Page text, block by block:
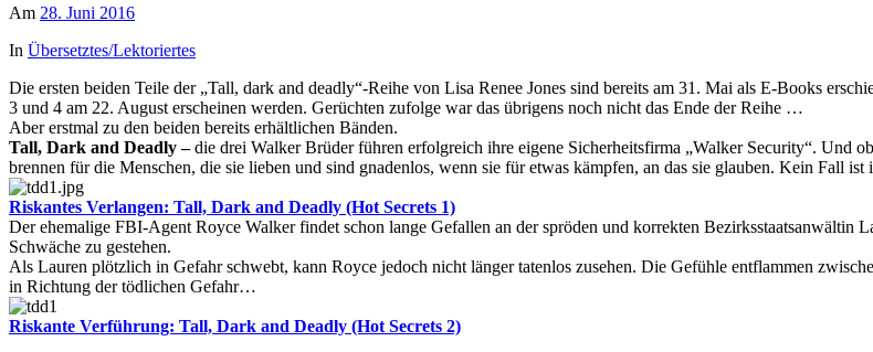
Am 28. Juni 2016
In Übersetztes/Lektoriertes
Die ersten beiden Teile der „Tall, dark and deadly“-Reihe von Lisa Renee Jones sind bereits am 31. Mai als E-Books
3 und 4 am 22. August erscheinen werden. Gerüchten zufolge war das übrigens noch nicht das Ende der Reihe …
Aber erstmal zu den beiden bereits erhältlichen Bänden.
Tall, Dark and Deadly –die drei Walker Brüder führen erfolgreich ihre eigene Sicherheitsfirma „Walker Security“. Und
brennen für die Menschen, die sie lieben und sind gnadenlos, wenn sie für etwas kämpfen, an das sie glauben. Kein Fall
Riskantes Verlangen: Tall, Dark and Deadly (Hot Secrets 1)
Der ehemalige FBI-Agent Royce Walker findet schon lange Gefallen an der spröden und korrekten Bezirksstaatsanwältin
Schwäche zu gestehen.
Als Lauren plötzlich in Gefahr schwebt, kann Royce jedoch nicht länger tatenlos zusehen. Die Gefühle entflammen
in Richtung der tödlichen Gefahr…
Riskante Verführung: Tall, Dark and Deadly (Hot Secrets 2)